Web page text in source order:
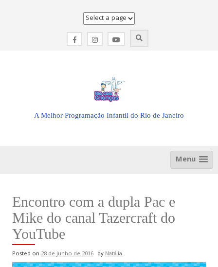
A Melhor Programação Infantil do Rio de Janeiro
Menu
Encontro com a dupla Pac e
Mike do canal Tazercraft do
YouTube
Posted on 28 de junho de 2016 byNatália